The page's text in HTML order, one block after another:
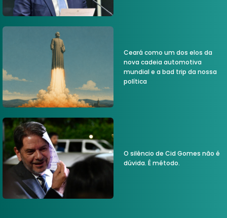
Ceará como um dos elos da
nova cadeia automotiva
mundial e a bad trip da nossa
política
O silêncio de Cid Gomes não é
dúvida. É método.